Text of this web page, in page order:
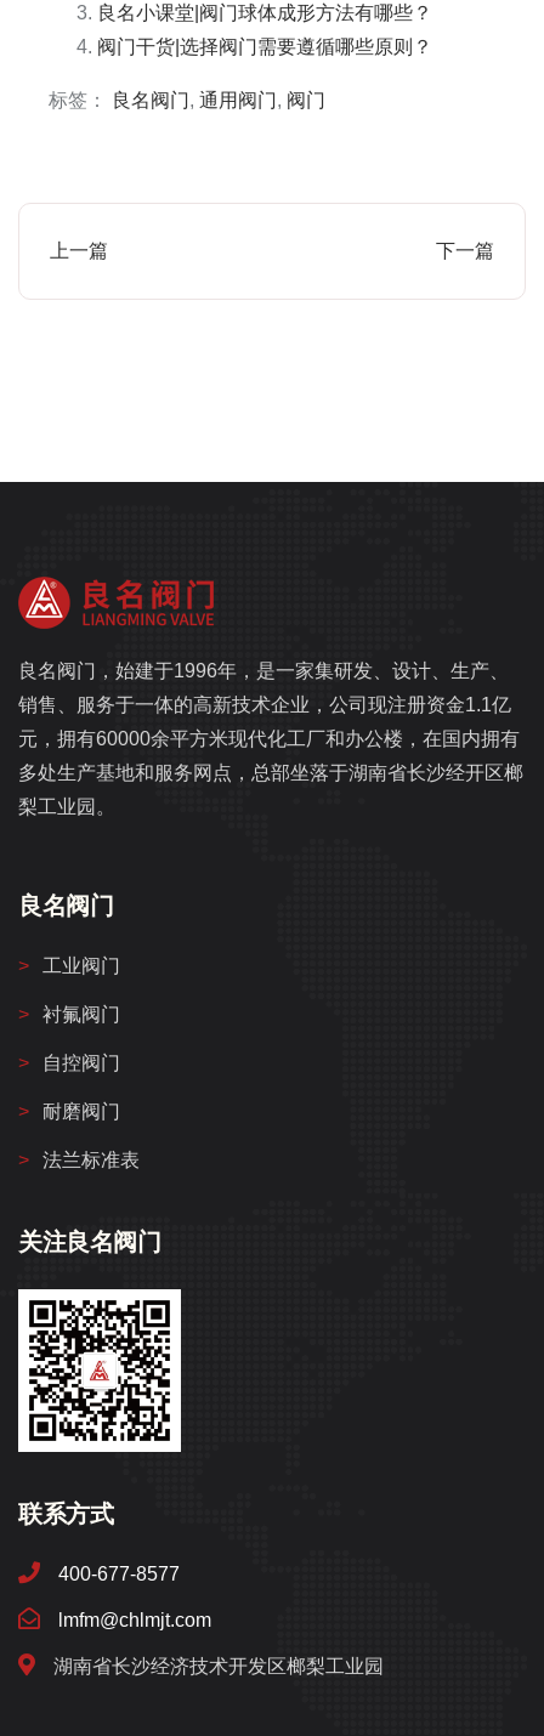
良名小课堂|阀门球体成形方法有哪些？
阀门干货|选择阀门需要遵循哪些原则？
标签： 良名阀门, 通用阀门, 阀门
上一篇 下一篇
良名阀门，始建于1996年，是一家集研发、设计、生产、
销售、服务于一体的高新技术企业，公司现注册资金1.1亿
元，拥有60000余平方米现代化工厂和办公楼，在国内拥有
多处生产基地和服务网点，总部坐落于湖南省长沙经开区榔
梨工业园。
良名阀门
工业阀门
衬氟阀门
自控阀门
耐磨阀门
法兰标准表
关注良名阀门
联系方式
400-677-8577
lmfm@chlmjt.com
湖南省长沙经济技术开发区榔梨工业园